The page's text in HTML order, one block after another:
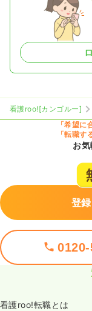
看護roo![カンゴルー]
「希望に
「転職
お
登
看護roo!転職とは